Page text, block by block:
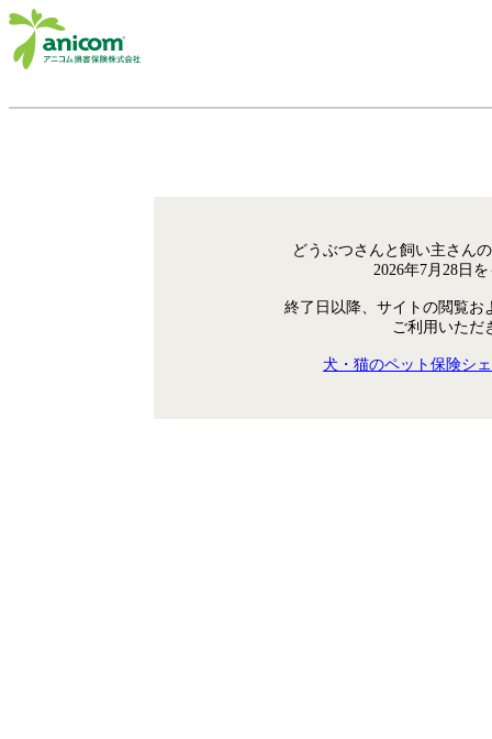
どうぶつさんと飼い主さん
2026年7月28日
終了日以降、サイトの閲覧お
ご利用いただ
犬・猫のペット保険シ